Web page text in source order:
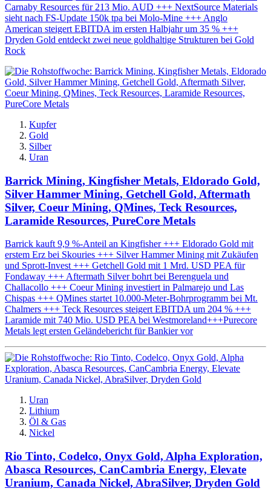
Carnaby Resources für 213 Mio. AUD +++ NextSource Materials
sieht nach FS-Update 150k tpa bei Molo-Mine +++ Anglo
American steigert EBITDA im ersten Halbjahr um 35 % +++
Dryden Gold entdeckt zwei neue goldhaltige Strukturen bei Gold
Rock
Kupfer
Gold
Silber
Uran
Barrick Mining, Kingfisher Metals, Eldorado Gold,
Silver Hammer Mining, Getchell Gold, Aftermath
Silver, Coeur Mining, QMines, Teck Resources,
Laramide Resources, PureCore Metals
Barrick kauft 9,9 %-Anteil an Kingfisher +++ Eldorado Gold mit
erstem Erz bei Skouries +++ Silver Hammer Mining mit Zukäufen
und Sprott-Invest +++ Getchell Gold mit 1 Mrd. USD PEA für
Fondaway +++ Aftermath Silver bohrt bei Berenguela und
Challacollo +++ Coeur Mining investiert in Palmarejo und Las
Chispas +++ QMines startet 10.000-Meter-Bohrprogramm bei Mt.
Chalmers +++ Teck Resources steigert EBITDA um 204 % +++
Laramide mit 740 Mio. USD PEA bei Westmoreland+++Purecore
Metals legt ersten Geländebericht für Bankier vor
Uran
Lithium
Öl & Gas
Nickel
Rio Tinto, Codelco, Onyx Gold, Alpha Exploration,
Abasca Resources, CanCambria Energy, Elevate
Uranium, Canada Nickel, AbraSilver, Dryden Gold